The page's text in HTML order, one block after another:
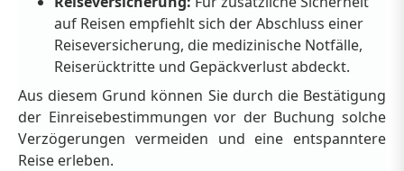
auf Reisen empfiehlt sich der Abschluss einer
Reiseversicherung, die medizinische Notfälle,
Reiserücktritte und Gepäckverlust abdeckt.
Aus diesem Grund können Sie durch die Bestätigung
der Einreisebestimmungen vor der Buchung solche
Verzögerungen vermeiden und eine entspanntere
Reise erleben.